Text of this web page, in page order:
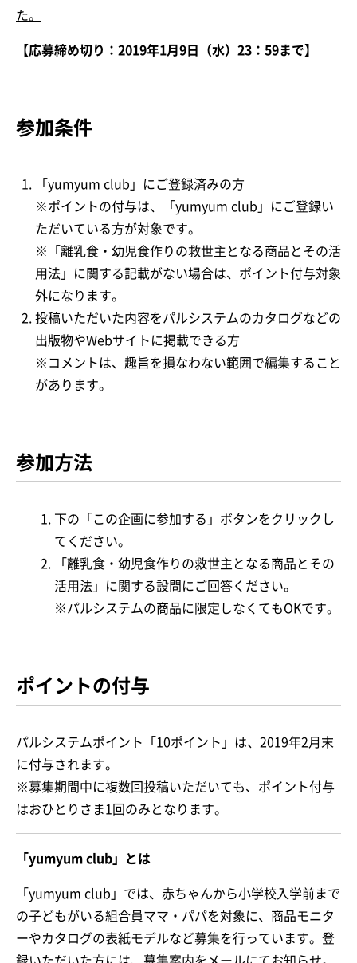
た。
【応募締め切り：2019年1月9日（水）23：59まで】
参加条件
「yumyum club」にご登録済みの方
※ポイントの付与は、「yumyum club」にご登録い
ただいている方が対象です。
※「離乳食・幼児食作りの救世主となる商品とその活
用法」に関する記載がない場合は、ポイント付与対象
外になります。
投稿いただいた内容をパルシステムのカタログなどの
出版物やWebサイトに掲載できる方
※コメントは、趣旨を損なわない範囲で編集すること
があります。
参加方法
下の「この企画に参加する」ボタンをクリックし
てください。
「離乳食・幼児食作りの救世主となる商品とその
活用法」に関する設問にご回答ください。
※パルシステムの商品に限定しなくてもOKです。
ポイントの付与
パルシステムポイント「10ポイント」は、2019年2月末
に付与されます。
※募集期間中に複数回投稿いただいても、ポイント付与
はおひとりさま1回のみとなります。
「yumyum club」とは
「yumyum club」では、赤ちゃんから小学校入学前まで
の子どもがいる組合員ママ・パパを対象に、商品モニタ
ーやカタログの表紙モデルなど募集を行っています。登